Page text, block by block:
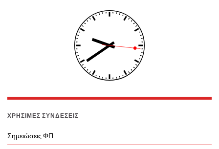
ΧΡΉΣΙΜΕΣ ΣΥΝΔΈΣΕΙΣ
Σημειώσεις ΦΠ